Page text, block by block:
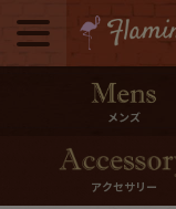
メニュー
メンズ
アクセサリー